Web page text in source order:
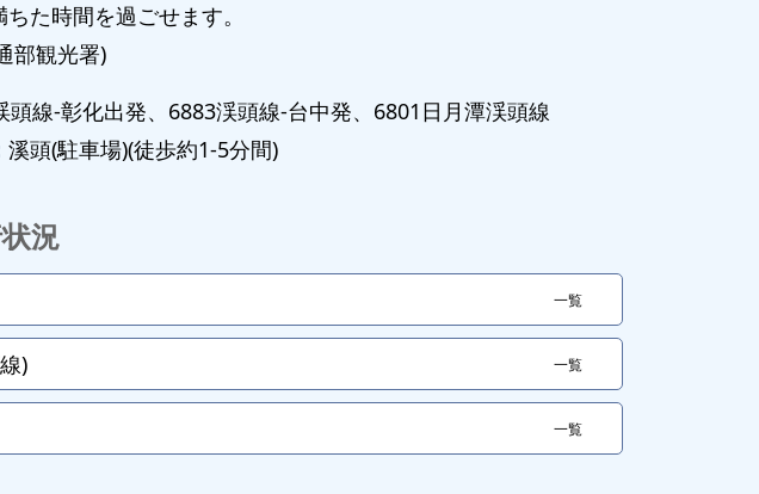
た時間を過ごせます。
部観光署)
頭線-彰化出発、6883渓頭線-台中発、6801日月潭渓頭線
溪頭(駐車場)(徒歩約1-5分間)
況
一覧
) 一覧
一覧